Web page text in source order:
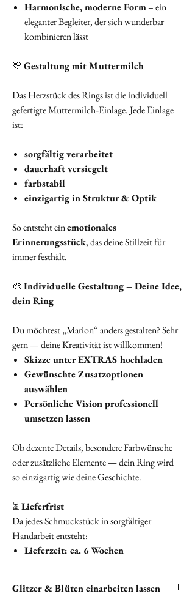
Harmonische, moderne Form– ein
eleganter Begleiter, der sich wunderbar
kombinieren lässt
💛 Gestaltung mit Muttermilch
Das Herzstück des Rings ist die individuell
gefertigte Muttermilch‑Einlage. Jede Einlage
ist:
sorgfältig verarbeitet
dauerhaft versiegelt
farbstabil
einzigartig in Struktur & Optik
So entsteht einemotionales
Erinnerungsstück, das deine Stillzeit für
immer festhält.
🎨 Individuelle Gestaltung – Deine Idee,
dein Ring
Du möchtest „Marion“ anders gestalten? Sehr
gern — deine Kreativität ist willkommen!
Skizze unter EXTRAS hochladen
Gewünschte Zusatzoptionen
auswählen
Persönliche Vision professionell
umsetzen lassen
Ob dezente Details, besondere Farbwünsche
oder zusätzliche Elemente — dein Ring wird
so einzigartig wie deine Geschichte.
⏳Lieferfrist
Da jedes Schmuckstück in sorgfältiger
Handarbeit entsteht:
Lieferzeit: ca. 6 Wochen
Glitzer & Blüten einarbeiten lassen